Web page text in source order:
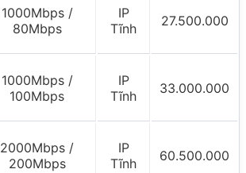
1000Mbps /
80Mbps
IP
Tĩnh
27.500.000
1000Mbps /
100Mbps
IP
Tĩnh
33.000.000
2000Mbps /
200Mbps
IP
Tĩnh
60.500.000